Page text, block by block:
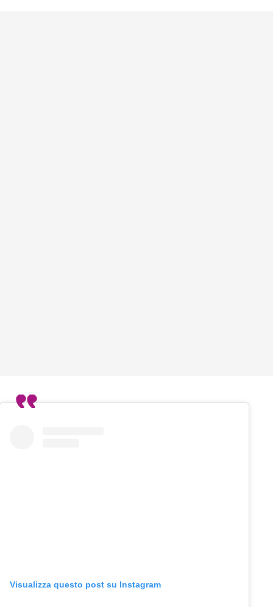
Visualizza questo post su Instagram